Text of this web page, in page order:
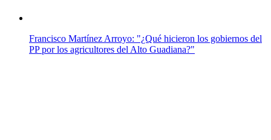
Francisco Martínez Arroyo: "¿Qué hicieron los gobiernos del
PP por los agricultores del Alto Guadiana?"